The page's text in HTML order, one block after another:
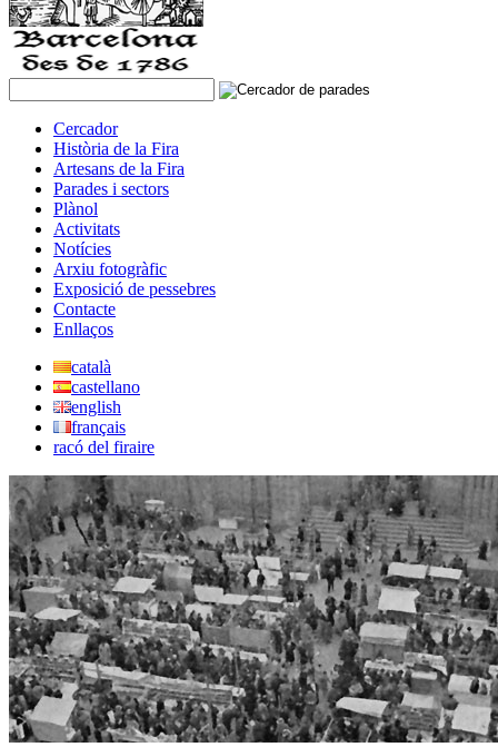
Cercador
Història de la Fira
Artesans de la Fira
Parades i sectors
Plànol
Activitats
Notícies
Arxiu fotogràfic
Exposició de pessebres
Contacte
Enllaços
català
castellano
english
français
racó del firaire